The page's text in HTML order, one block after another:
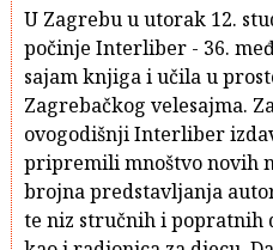
U Zagrebu u utorak 12.
počinje Interliber - 36.
sajam knjiga i učila u
Zagrebačkog velesajma.
ovogodišnji Interliber
pripremili mnoštvo novih
brojna predstavljanja
te niz stručnih i popratnih